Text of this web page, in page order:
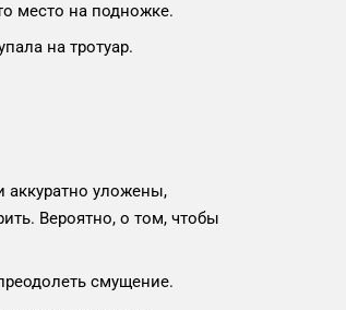
место на подножке.
на тротуар.
аккуратно уложены,
Вероятно, о том, чтобы
смущение.